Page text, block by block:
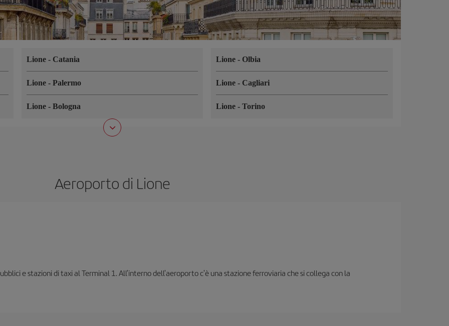
Lione - Catania
Lione - Palermo
Lione - Bologna
Lione- Olbia
Lione- Cagliari
Lione-Torino
Aeroporto di Lione
e stazioni di taxi al Terminal 1. All'interno dell'aeroporto c'è una stazione ferroviaria che si collega con la